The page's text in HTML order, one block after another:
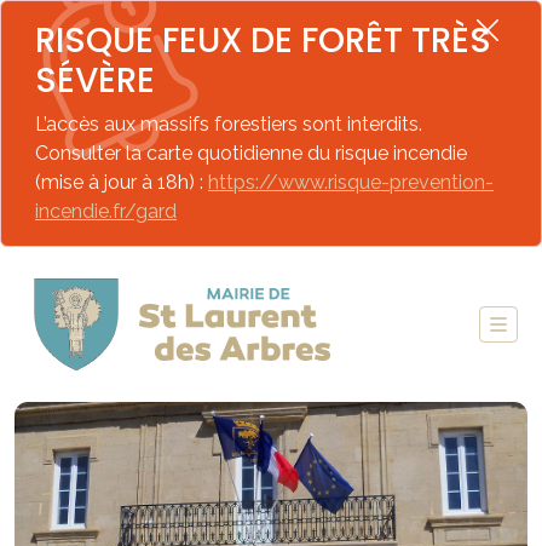
RISQUE FEUX DE FORÊT TRÈS
SÉVÈRE
L’accès aux massifs forestiers sont interdits.
Consulter la carte quotidienne du risque incendie
(mise à jour à 18h) : https://www.risque-prevention-
incendie.fr/gard